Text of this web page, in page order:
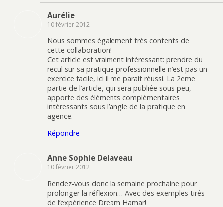
Aurélie
10 février 2012
Nous sommes également très contents de
cette collaboration!
Cet article est vraiment intéressant: prendre du
recul sur sa pratique professionnelle n’est pas un
exercice facile, ici il me parait réussi. La 2eme
partie de l’article, qui sera publiée sous peu,
apporte des éléments complémentaires
intéressants sous l’angle de la pratique en
agence.
Répondre
Anne Sophie Delaveau
10 février 2012
Rendez-vous donc la semaine prochaine pour
prolonger la réflexion… Avec des exemples tirés
de l’expérience Dream Hamar!